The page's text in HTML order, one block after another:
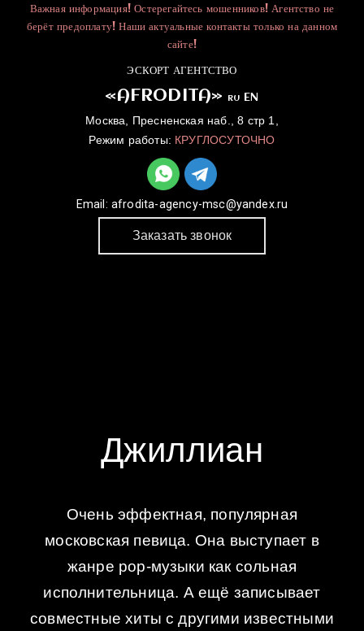
Важная информация! Остерегайтесь мошенников! Агентство не
берёт предоплату! Наши актуальные контакты только на данном
сайте!
ЭСКОРТ АГЕНТСТВО
«AFRODITA» RU EN
Москва, Пресненская наб., 8 стр 1,
Режим работы: КРУГЛОСУТОЧНО
Email: afrodita-agency-msc@yandex.ru
Заказать звонок
Джиллиан
Очень эффектная, популярная
московская певица. Она выступает в
жанре pop-музыки как сольная
исполнительница. А ещё записывает
совместные хиты с другими известными